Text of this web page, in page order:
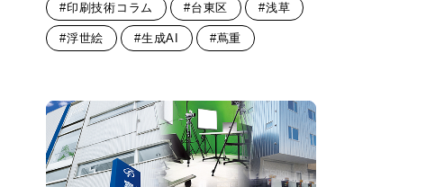
#印刷技術コラム #台東区 #浅草
#浮世絵 #生成AI #蔦重